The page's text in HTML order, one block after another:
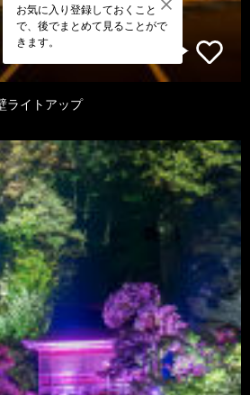
お気に入り登録しておくこと
で、後でまとめて見ることがで
きます。
ライトアップ